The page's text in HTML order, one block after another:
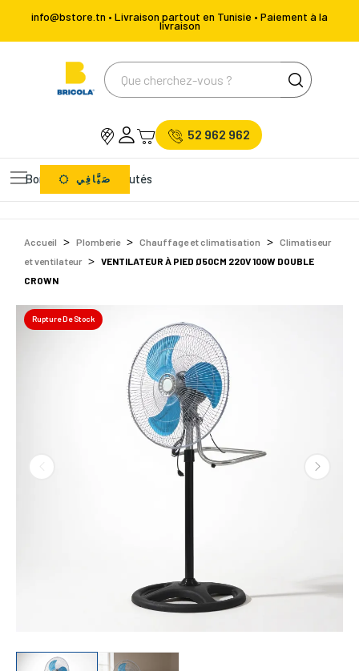
info@bstore.tn • Livraison partout en Tunisie • Paiement à la
livraison
52 962 962
Bons Plans Nouveautés
صَيَّافِي
Accueil Plomberie Chauffage et climatisation
Climatiseur
et ventilateur
VENTILATEUR À PIED Ø50CM 220V 100W DOUBLE
CROWN
Rupture De Stock